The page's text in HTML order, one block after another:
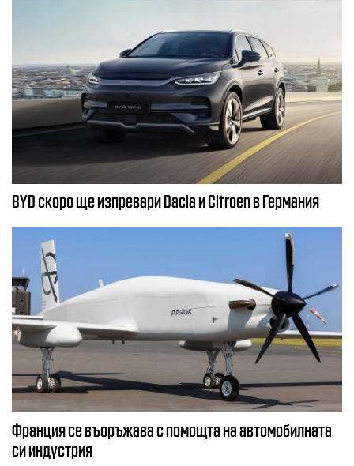
BYD скоро ще изпревари Dacia и Citroеn в Германия
Франция се въоръжава с помощта на автомобилната
си индустрия